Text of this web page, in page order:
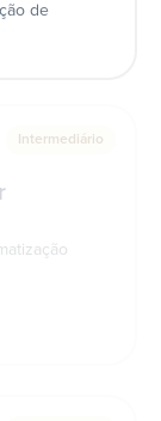
de
Intermediário